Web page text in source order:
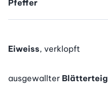
Pfeffer
Eiweiss, verklopft
ausgewallter Blätterteig